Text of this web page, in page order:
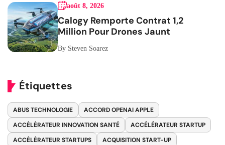
août 8, 2026
Calogy Remporte Contrat 1,2
Million Pour Drones Jaunt
By Steven Soarez
Étiquettes
ABUS TECHNOLOGIE
ACCORD OPENAI APPLE
ACCÉLÉRATEUR INNOVATION SANTÉ
ACCÉLÉRATEUR STARTUP
ACCÉLÉRATEUR STARTUPS
ACQUISITION START-UP